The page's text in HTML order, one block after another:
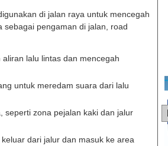
di jalan raya untuk mencegah
sebagai pengaman di jalan, road
lalu lintas dan mencegah
untuk meredam suara dari lalu
seperti zona pejalan kaki dan jalur
dari jalur dan masuk ke area